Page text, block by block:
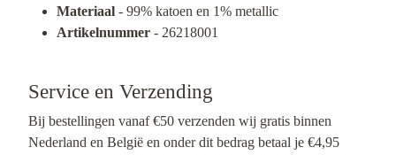
Materiaal - 99% katoen en 1% metallic
Artikelnummer - 26218001
Service en Verzending
Bij bestellingen vanaf €50 verzenden wij gratis binnen
Nederland en België en onder dit bedrag betaal je €4,95